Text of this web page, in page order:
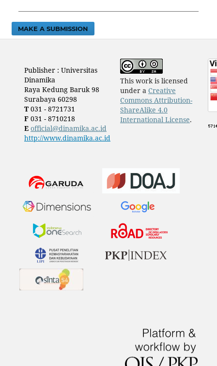
MAKE A SUBMISSION
Publisher : Universitas
Dinamika
Raya Kedung Baruk 98
Surabaya 60298
T031 - 8721731
F031 - 8710218
E official@dinamika.ac.id
http://www.dinamika.ac.id
This work is licensed
under a Creative
Commons Attribution-
ShareAlike 4.0
International License.